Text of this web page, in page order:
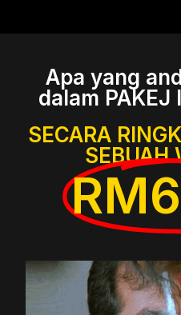
Apa yang
dalam PAKEJ
SECARA
SEBUAH